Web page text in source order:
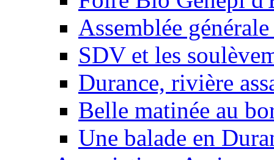
Assemblée
SDV et les
Durance, rivière
Belle matinée au
Une balade en